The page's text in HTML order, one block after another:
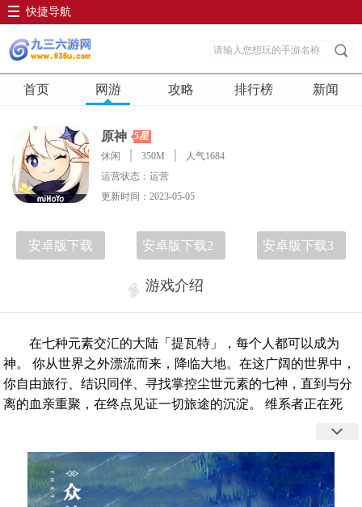
快捷导航
首页 网游 攻略 排行榜 新闻
原神
5星
休闲
350M
人气1684
运营状态：运营
更新时间：2023-05-05
安卓版下载 安卓版下载2 安卓版下载3
游戏介绍
在七种元素交汇的大陆「提瓦特」，每个人都可以成为
神。 你从世界之外漂流而来，降临大地。在这广阔的世界中，
你自由旅行、结识同伴、寻找掌控尘世元素的七神，直到与分
离的血亲重聚，在终点见证一切旅途的沉淀。 维系者正在死